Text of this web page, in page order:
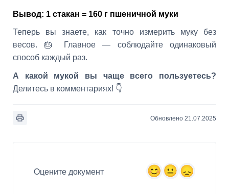
Вывод: 1 стакан = 160 г пшеничной муки
Теперь вы знаете, как точно измерить муку без
весов. 🎂 Главное — соблюдайте одинаковый
способ каждый раз.
А какой мукой вы чаще всего пользуетесь?
Делитесь в комментариях! 👇
Обновлено 21.07.2025
Оцените документ